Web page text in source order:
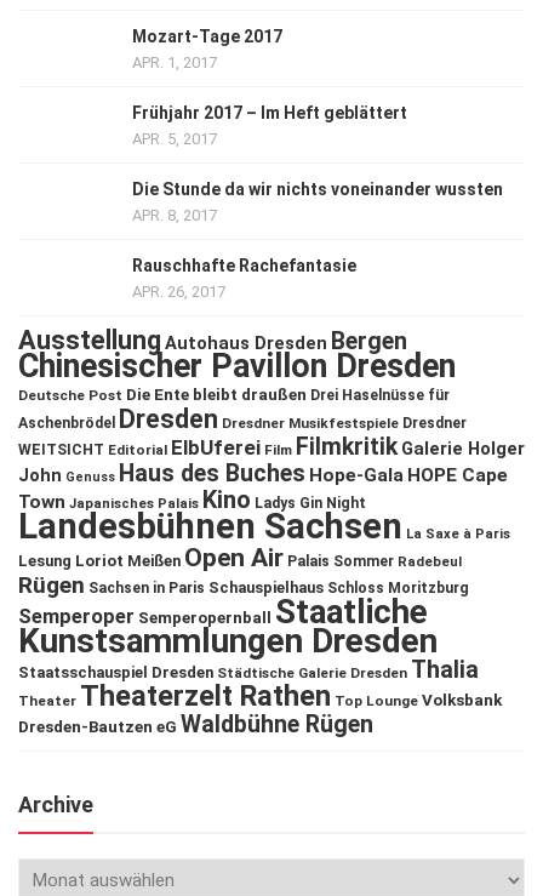
Mozart-Tage 2017
APR. 1, 2017
Frühjahr 2017 – Im Heft geblättert
APR. 5, 2017
Die Stunde da wir nichts voneinander wussten
APR. 8, 2017
Rauschhafte Rachefantasie
APR. 26, 2017
Ausstellung Autohaus Dresden Bergen
Chinesischer Pavillon Dresden
Deutsche Post Die Ente bleibt draußen Drei Haselnüsse für
Aschenbrödel
Dresden Dresdner Musikfestspiele Dresdner
WEITSICHT Editorial ElbUferei Film Filmkritik Galerie Holger
John Genuss Haus des Buches Hope-Gala HOPE Cape
Town Japanisches Palais Kino Ladys Gin Night
Landesbühnen Sachsen La Saxe à Paris
Lesung Loriot Meißen Open Air Palais Sommer Radebeul
Rügen Sachsen in Paris Schauspielhaus Schloss Moritzburg
Semperoper Semperopernball Staatliche
Kunstsammlungen Dresden
Staatsschauspiel Dresden Städtische Galerie Dresden Thalia
Theater Theaterzelt Rathen Top Lounge Volksbank
Dresden-Bautzen eG Waldbühne Rügen
Archive